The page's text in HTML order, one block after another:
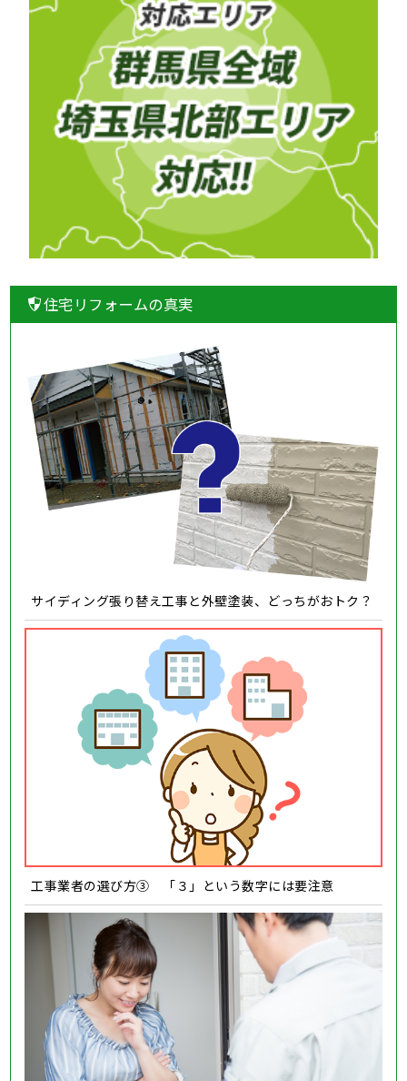
住宅リフォームの真実
サイディング張り替え工事と外壁塗装、どっちがおトク？
工事業者の選び方③ 「３」という数字には要注意